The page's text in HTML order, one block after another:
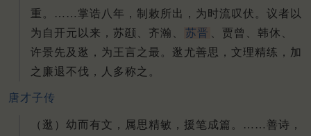
重。
……掌诰八年，制敕所出，为时流叹伏。 议者以
为自开元以来，苏颋、齐瀚、
苏晋
、贾曾、韩休、
许景先及逖，为王言之最。 逖尤善思，文理精练，加
之廉退不伐，人多称之。
唐才子传
（逖）幼而有文，属思精敏，援笔成篇。……善诗，